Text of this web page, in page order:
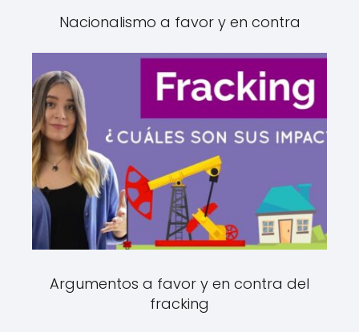
Nacionalismo a favor y en contra
Argumentos a favor y en contra del
fracking